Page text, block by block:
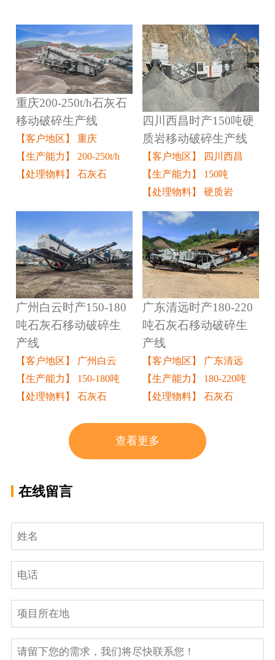
重庆200-250t/h石灰石
移动破碎生产线
【客户地区】 重庆
【生产能力】 200-250t/h
【处理物料】 石灰石
四川西昌时产150吨硬
质岩移动破碎生产线
【客户地区】 四川西昌
【生产能力】 150吨
【处理物料】 硬质岩
广州白云时产150-180
吨石灰石移动破碎生
产线
【客户地区】 广州白云
【生产能力】 150-180吨
【处理物料】 石灰石
广东清远时产180-220
吨石灰石移动破碎生
产线
【客户地区】 广东清远
【生产能力】 180-220吨
【处理物料】 石灰石
查看更多
在线留言